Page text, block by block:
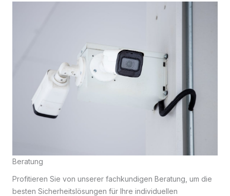
Beratung
Profitieren Sie von unserer fachkundigen Beratung, um die
besten Sicherheitslösungen für Ihre individuellen